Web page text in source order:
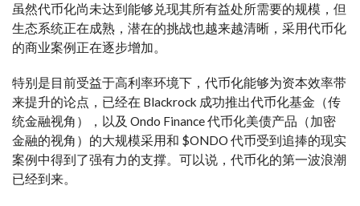
虽然代币化尚未达到能够兑现其所有益处所需要的规模，但
生态系统正在成熟，潜在的挑战也越来越清晰，采用代币化
的商业案例正在逐步增加。
特别是目前受益于高利率环境下，代币化能够为资本效率带
来提升的论点，已经在 Blackrock 成功推出代币化基金（传
统金融视角），以及 Ondo Finance 代币化美债产品（加密
金融的视角）的大规模采用和 $ONDO 代币受到追捧的现实
案例中得到了强有力的支撑。可以说，代币化的第一波浪潮
已经到来。